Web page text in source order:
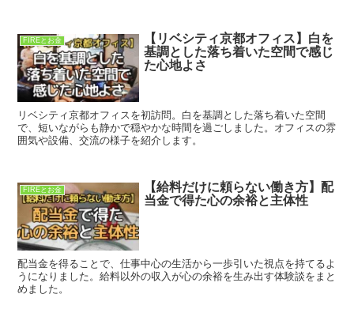
FIREとお金
【リベシティ京都オフィス】白を
基調とした落ち着いた空間で感じ
た心地よさ
リベシティ京都オフィスを初訪問。白を基調とした落ち着いた空間
で、短いながらも静かで穏やかな時間を過ごしました。オフィスの雰
囲気や設備、交流の様子を紹介します。
FIREとお金
【給料だけに頼らない働き方】配
当金で得た心の余裕と主体性
配当金を得ることで、仕事中心の生活から一歩引いた視点を持てるよ
うになりました。給料以外の収入が心の余裕を生み出す体験談をまと
めました。